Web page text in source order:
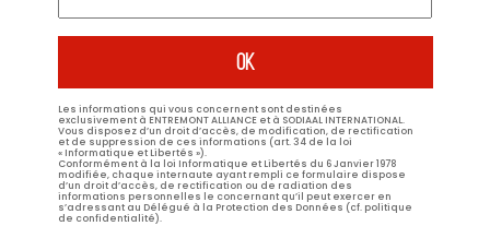
Les informations qui vous concernent sont destinées
exclusivement à ENTREMONT ALLIANCE et à SODIAAL INTERNATIONAL.
Vous disposez d’un droit d’accès, de modification, de rectification
et de suppression de ces informations (art. 34 de la loi
« Informatique et Libertés »).
Conformément à la loi Informatique et Libertés du 6 Janvier 1978
modifiée, chaque internaute ayant rempli ce formulaire dispose
d’un droit d’accès, de rectification ou de radiation des
informations personnelles le concernant qu’il peut exercer en
s’adressant au Délégué à la Protection des Données (cf. politique
de confidentialité).